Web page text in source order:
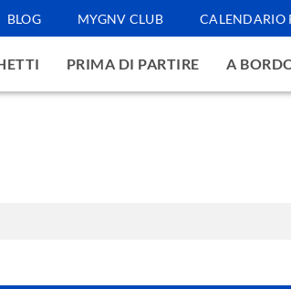
BLOG MYGNV CLUB CALENDARIO
PRIMA DI PARTIRE A